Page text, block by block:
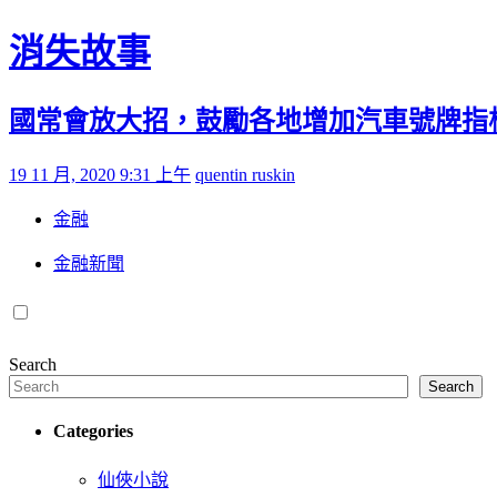
Skip to content
消失故事
國常會放大招，鼓勵各地增加汽車號牌指
Posted on
19 11 月, 2020 9:31 上午 by
quentin ruskin
金融
金融新聞
Search
Search
Categories
仙俠小說